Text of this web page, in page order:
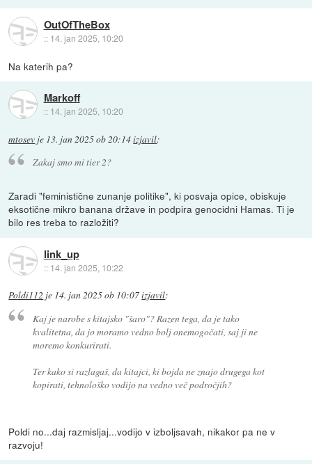
OutOfTheBox
:: 14. jan 2025, 10:20
Na katerih pa?
Markoff
:: 14. jan 2025, 10:20
mtosev je 13. jan 2025 ob 20:14izjavil:
Zakaj smo mi tier 2?
Zaradi "feministične zunanje politike", ki posvaja opice, obiskuje
eksotične mikro banana države in podpira genocidni Hamas. Ti je
bilo res treba to razložiti?
link_up
:: 14. jan 2025, 10:22
Poldi112 je 14. jan 2025 ob 10:07izjavil:
Kaj je narobe s kitajsko "šaro"? Razen tega, da je tako
kvalitetna, da jo moramo vedno bolj onemogočati, saj ji ne
moremo konkurirati.
Ter kako si razlagaš, da kitajci, ki bojda ne znajo drugega kot
kopirati, tehnološko vodijo na vedno več področjih?
Poldi no...daj razmisljaj...vodijo v izboljsavah, nikakor pa ne v
razvoju!